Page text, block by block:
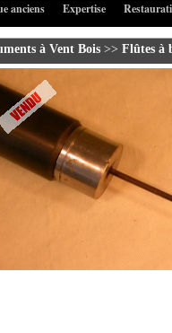
anciens Expertise
à Vent Bois>> Flûtes à